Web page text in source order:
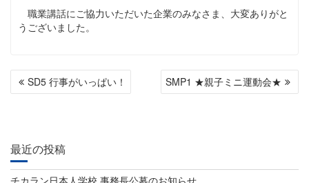
職業講話にご協力いただいた企業のみなさま、大変ありがと
うございました。
投
稿
ビ
ゲ
SD5 行事がいっぱい！ SMP1 ★親子ミニ運動会★
最近の投稿
チカラン日本人学校 事務長公募のお知らせ